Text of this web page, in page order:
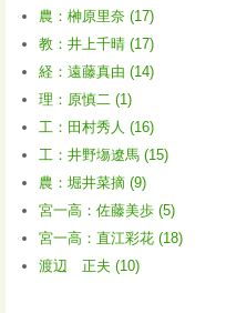
農：榊原里奈 (17)
教：井上千晴 (17)
経：遠藤真由 (14)
理：原慎二 (1)
工：田村秀人 (16)
工：井野塲遼馬 (15)
農：堀井菜摘 (9)
宮一高：佐藤美歩 (5)
宮一高：直江彩花 (18)
渡辺 正夫 (10)